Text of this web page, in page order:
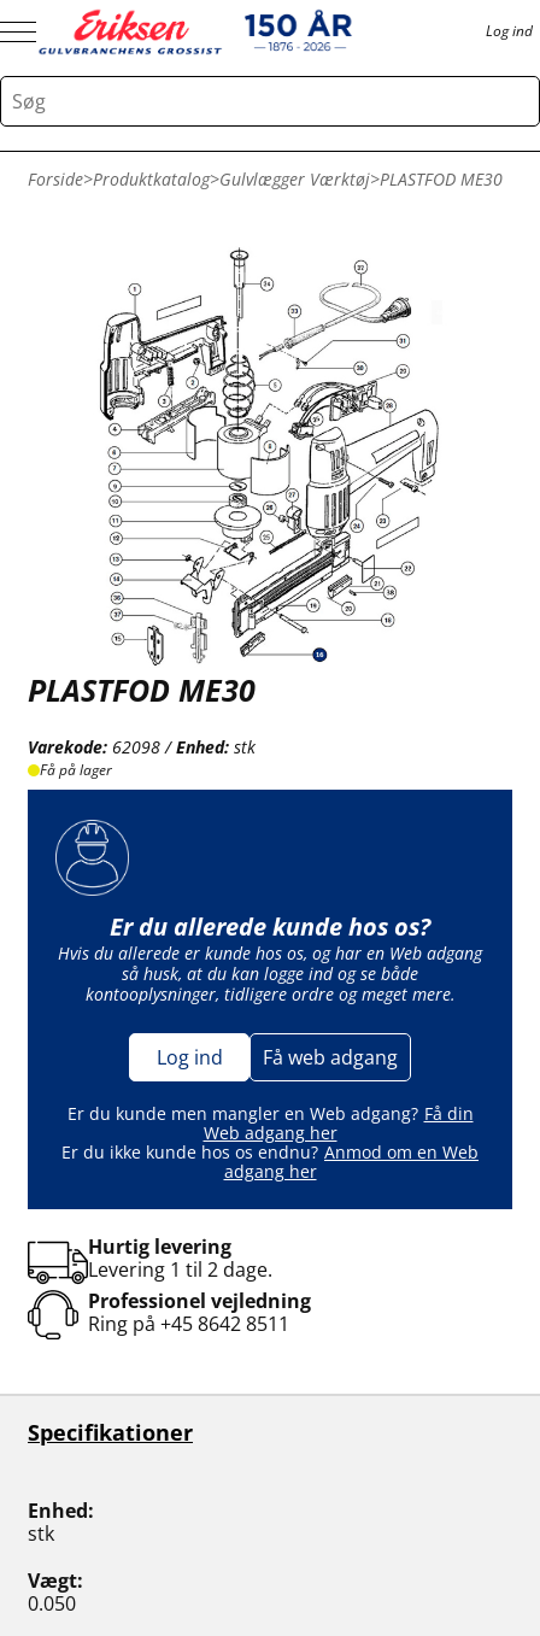
Log ind
Forside>Produktkatalog>Gulvlægger Værktøj>PLASTFOD ME30
PLASTFOD ME30
Varekode: 62098 /Enhed: stk
Få på lager
Er du allerede kunde hos os?
Hvis du allerede er kunde hos os, og har en Web adgang
så husk, at du kan logge ind og se både
kontooplysninger, tidligere ordre og meget mere.
Log ind Få web adgang
Er du kunde men mangler en Web adgang? Få din
Web adgang her
Er du ikke kunde hos os endnu? Anmod om en Web
adgang her
Hurtig levering
Levering 1 til 2 dage.
Professionel vejledning
Ring på +45 8642 8511
Specifikationer
Enhed
stk
Vægt
0.050